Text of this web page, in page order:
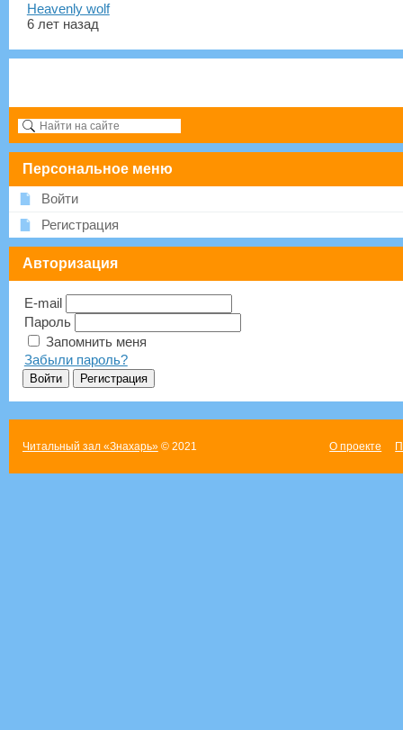
Heavenly wolf
6 лет назад
Персональное меню
Войти
Регистрация
Авторизация
E-mail
Пароль
Запомнить меня
Забыли пароль?
Читальный зал «Знахарь»© 2021 О проекте